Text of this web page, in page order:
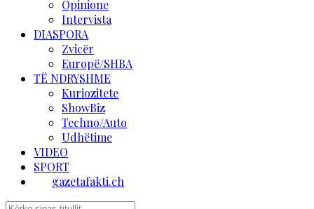
Opinione
Intervista
DIASPORA
Zvicër
Europë/SHBA
TË NDRYSHME
Kuriozitete
ShowBiz
Techno/Auto
Udhëtime
VIDEO
SPORT
gazetafakti.ch